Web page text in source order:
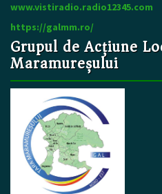
www.vistiradio.radio12345.com
https://galmm.ro/
Grupul de Acțiune
Maramureșului